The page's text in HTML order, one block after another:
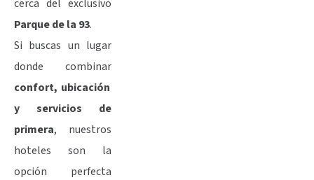
cerca del exclusivo
Parque de la 93.
Si buscas un lugar
donde combinar
confort, ubicación
y servicios de
primera, nuestros
hoteles son la
opción perfecta